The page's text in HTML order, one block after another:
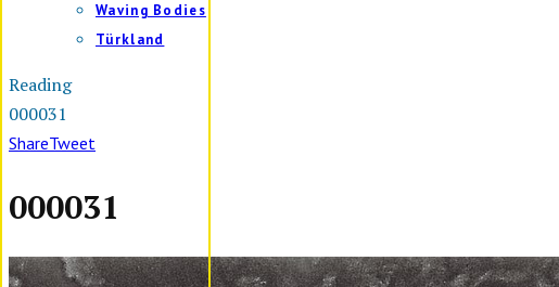
Waving Bodies
Türkland
Reading
000031
ShareTweet
000031